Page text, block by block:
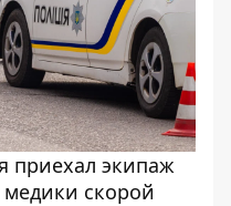
приехал экипаж
скорой